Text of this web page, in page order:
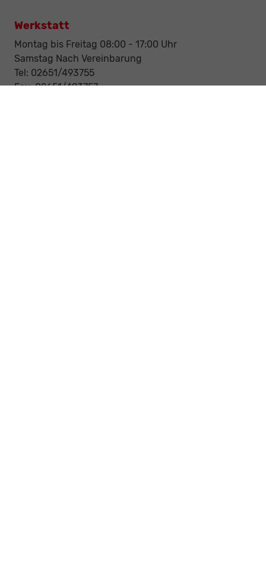
Werkstatt
Montag bis Freitag 08:00 - 17:00 Uhr
Samstag Nach Vereinbarung
Tel: 02651/493755
Fax: 02651/493757